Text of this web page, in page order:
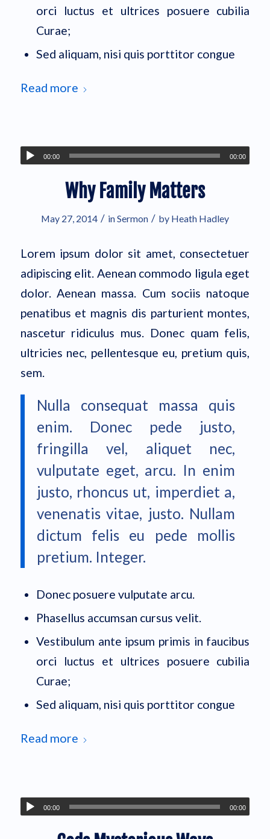
orci luctus et ultrices posuere cubilia
Curae;
Sed aliquam, nisi quis porttitor congue
Read more
00:00 00:00
Why Family Matters
May 27, 2014 / inSermon / by Heath Hadley
Lorem ipsum dolor sit amet, consectetuer
adipiscing elit. Aenean commodo ligula eget
dolor. Aenean massa. Cum sociis natoque
penatibus et magnis dis parturient montes,
nascetur ridiculus mus. Donec quam felis,
ultricies nec, pellentesque eu, pretium quis,
sem.
Nulla consequat massa quis
enim. Donec pede justo,
fringilla vel, aliquet nec,
vulputate eget, arcu. In enim
justo, rhoncus ut, imperdiet a,
venenatis vitae, justo. Nullam
dictum felis eu pede mollis
pretium. Integer.
Donec posuere vulputate arcu.
Phasellus accumsan cursus velit.
Vestibulum ante ipsum primis in faucibus
orci luctus et ultrices posuere cubilia
Curae;
Sed aliquam, nisi quis porttitor congue
Read more
00:00 00:00